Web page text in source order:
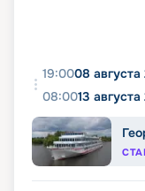
19:0008 августа
08:0013